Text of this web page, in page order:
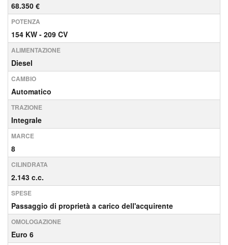
68.350 €
POTENZA
154 KW - 209 CV
ALIMENTAZIONE
Diesel
CAMBIO
Automatico
TRAZIONE
Integrale
MARCE
8
CILINDRATA
2.143 c.c.
SPESE
Passaggio di proprietà a carico dell'acquirente
OMOLOGAZIONE
Euro 6